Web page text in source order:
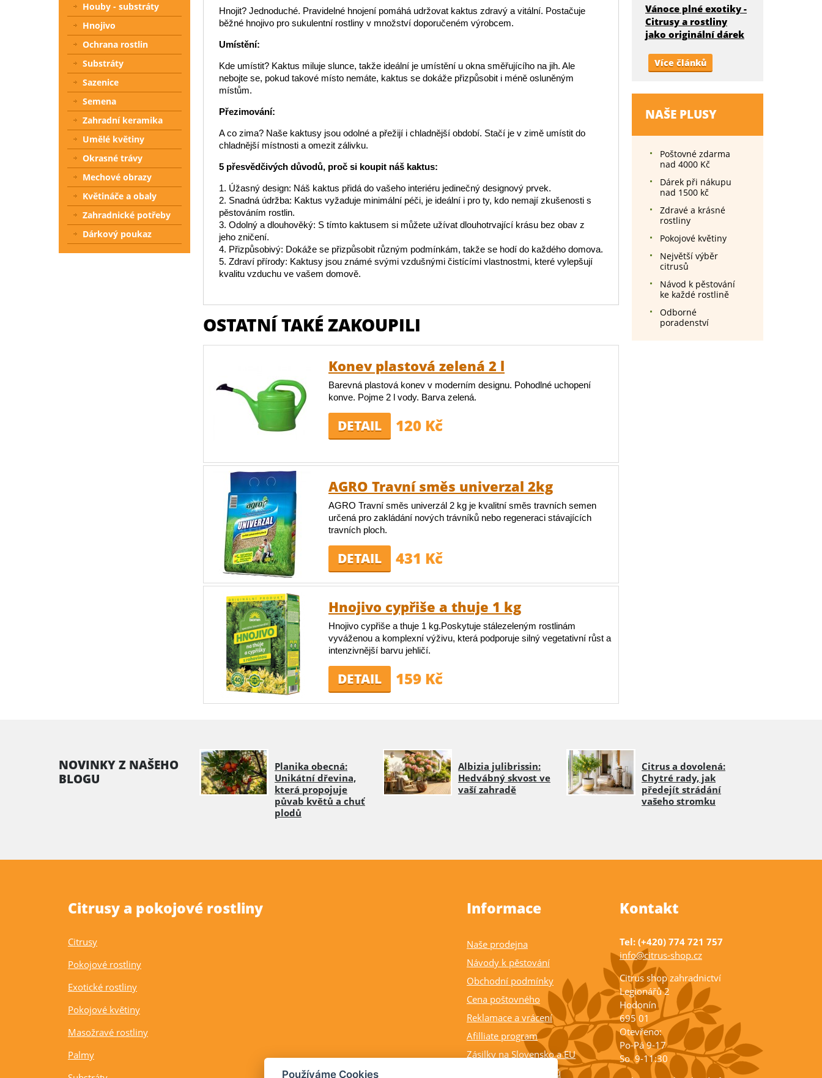
Hnojit? Jednoduché. Pravidelné hnojení pomáhá udržovat kaktus zdravý a vitální. Postačuje
běžné hnojivo pro sukulentní rostliny v množství doporučeném výrobcem.
Umístění:
Kde umístit? Kaktus miluje slunce, takže ideální je umístění u okna směřujícího na jih. Ale
nebojte se, pokud takové místo nemáte, kaktus se dokáže přizpůsobit i méně osluněným
místům.
Přezimování:
A co zima? Naše kaktusy jsou odolné a přežijí i chladnější období. Stačí je v zimě umístit do
chladnější místnosti a omezit zálivku.
5 přesvědčivých důvodů, proč si koupit náš kaktus:
1. Úžasný design: Náš kaktus přidá do vašeho interiéru jedinečný designový prvek.
2. Snadná údržba: Kaktus vyžaduje minimální péči, je ideální i pro ty, kdo nemají zkušenosti s
pěstováním rostlin.
3. Odolný a dlouhověký: S tímto kaktusem si můžete užívat dlouhotrvající krásu bez obav z
jeho zničení.
4. Přizpůsobivý: Dokáže se přizpůsobit různým podmínkám, takže se hodí do každého domova.
5. Zdraví přírody: Kaktusy jsou známé svými vzdušnými čistícími vlastnostmi, které vylepšují
kvalitu vzduchu ve vašem domově.
OSTATNÍ TAKÉ ZAKOUPILI
Konev plastová zelená 2 l
Barevná plastová konev v moderním designu. Pohodlné uchopení
konve. Pojme 2 l vody. Barva zelená.
DETAIL 120 Kč
AGRO Travní směs univerzal 2kg
AGRO Travní směs univerzál 2 kg je kvalitní směs travních semen
určená pro zakládání nových trávníků nebo regeneraci stávajících
travních ploch.
DETAIL 431 Kč
Hnojivo cypřiše a thuje 1 kg
Hnojivo cypřiše a thuje 1 kg.Poskytuje stálezeleným rostlinám
vyváženou a komplexní výživu, která podporuje silný vegetativní růst a
intenzivnější barvu jehličí.
DETAIL 159 Kč
Vánoce plné exotiky -
Citrusy a rostliny
jako originální dárek
Více článků
NAŠE PLUSY
Poštovné zdarma
nad 4000 Kč
Dárek při nákupu
nad 1500 kč
Zdravé a krásné
rostliny
Pokojové květiny
Největší výběr
citrusů
Návod k pěstování
ke každé rostlině
Odborné
poradenství
Houby - substráty
Hnojivo
Ochrana rostlin
Substráty
Sazenice
Semena
Zahradní keramika
Umělé květiny
Okrasné trávy
Mechové obrazy
Květináče a obaly
Zahradnické potřeby
Dárkový poukaz
NOVINKY Z NAŠEHO
BLOGU
Planika obecná:
Unikátní dřevina,
která propojuje
půvab květů a chuť
plodů
Albizia julibrissin:
Hedvábný skvost ve
vaší zahradě
Citrus a dovolená:
Chytré rady, jak
předejít strádání
vašeho stromku
Citrusy a pokojové rostliny
Citrusy
Pokojové rostliny
Exotické rostliny
Pokojové květiny
Masožravé rostliny
Palmy
Informace
Naše prodejna
Návody k pěstování
Obchodní podmínky
Cena poštovného
Reklamace a vrácení
Afilliate program
Zásilky na Slovensko a EU
Balení rostlin a citrusů
Kontakt
Tel: (+420) 774 721 757
info@citrus-shop.cz
Citrus shop zahradnictví
Legionářů 2
Hodonín
695 01
Otevřeno:
Po-Pá 9-17
So 9-11:30
Používáme Cookies